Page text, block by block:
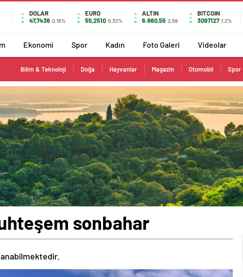
DOLAR
47,7436 0.18%
EURO
55,2510 0.32%
ALTIN
6.660,55 2,59
BITCOIN
3097127 1.2%
Ekonomi Spor Kadın Foto Galeri Videolar
Bilim & Teknoloji Doğa Hayvanlar Magazin Otomobil Spor
sonbahar